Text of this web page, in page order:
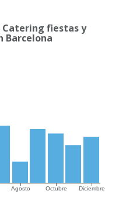
Catering fiestas y
Barcelona